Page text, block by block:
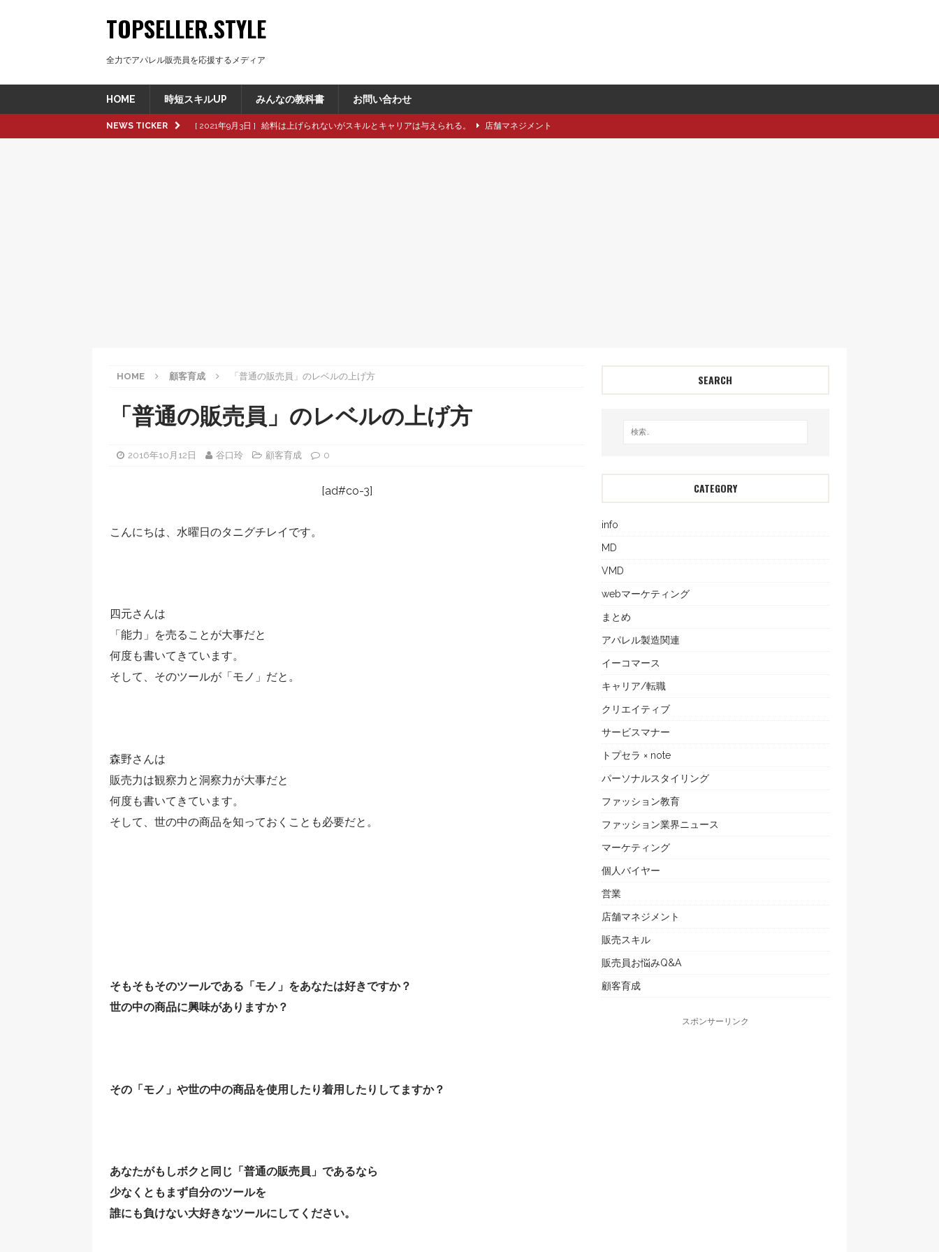
TOPSELLER.STYLE
全力でアパレル販売員を応援するメディア
HOME 時短スキルUP みんなの教科書 お問い合わせ
NEWS TICKER [ 2021年9月3日 ] 給料は上げられないがスキルとキャリアは与えられる。 店舗マネジメント
HOME 顧客育成 「普通の販売員」のレベルの上げ方
「普通の販売員」のレベルの上げ方
2016年10月12日 谷口玲 顧客育成 0
[ad#co-3]
こんにちは、水曜日のタニグチレイです。
四元さんは
「能力」を売ることが大事だと
何度も書いてきています。
そして、そのツールが「モノ」だと。
森野さんは
販売力は観察力と洞察力が大事だと
何度も書いてきています。
そして、世の中の商品を知っておくことも必要だと。
そもそもそのツールである「モノ」をあなたは好きですか？
世の中の商品に興味がありますか？
その「モノ」や世の中の商品を使用したり着用したりしてますか？
あなたがもしボクと同じ「普通の販売員」であるなら
少なくともまず自分のツールを
誰にも負けない大好きなツールにしてください。
SEARCH
CATEGORY
info
MD
VMD
webマーケティング
まとめ
アパレル製造関連
イーコマース
キャリア/転職
クリエイティブ
サービスマナー
トプセラ × note
パーソナルスタイリング
ファッション教育
ファッション業界ニュース
マーケティング
個人バイヤー
営業
店舗マネジメント
販売スキル
販売員お悩みQ&A
顧客育成
スポンサーリンク